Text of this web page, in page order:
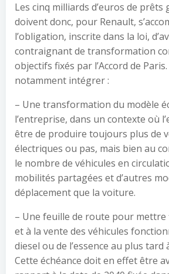
Les cinq milliards d’euros de prêts
doivent donc, pour Renault,
l’obligation, inscrite dans la loi,
contraignant de transformation
objectifs fixés par l’Accord de
notamment intégrer :
– Une transformation du modèle
l’entreprise, dans un contexte où
être de produire toujours plus de
électriques ou pas, mais bien au
le nombre de véhicules en
mobilités partagées et d’autres
déplacement que la voiture.
– Une feuille de route pour
et à la vente des véhicules
diesel ou de l’essence au plus tard
Cette échéance doit en effet être